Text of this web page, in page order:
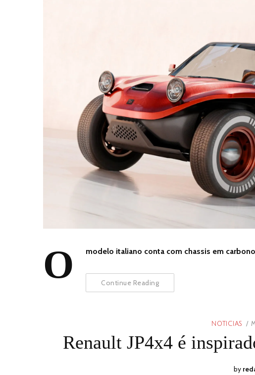
O modelo italiano conta com chassis em
Continue Reading
NOTICIAS
ON
Renault JP4x4 é
by